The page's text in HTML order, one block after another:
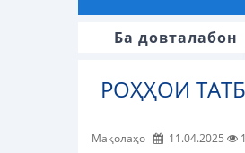
Ба довталабон
РОҲҲОИ
Мақолаҳо 11.04.2025